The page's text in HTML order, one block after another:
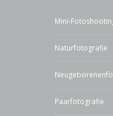
Mini-
Naturfotografie
Paarfotografie